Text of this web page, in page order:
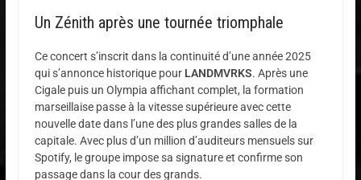
Un Zénith après une tournée triomphale
Ce concert s’inscrit dans la continuité d’une année 2025
qui s’annonce historique pour LANDMVRKS. Après une
Cigale puis un Olympia affichant complet, la formation
marseillaise passe à la vitesse supérieure avec cette
nouvelle date dans l’une des plus grandes salles de la
capitale. Avec plus d’un million d’auditeurs mensuels sur
Spotify, le groupe impose sa signature et confirme son
passage dans la cour des grands.